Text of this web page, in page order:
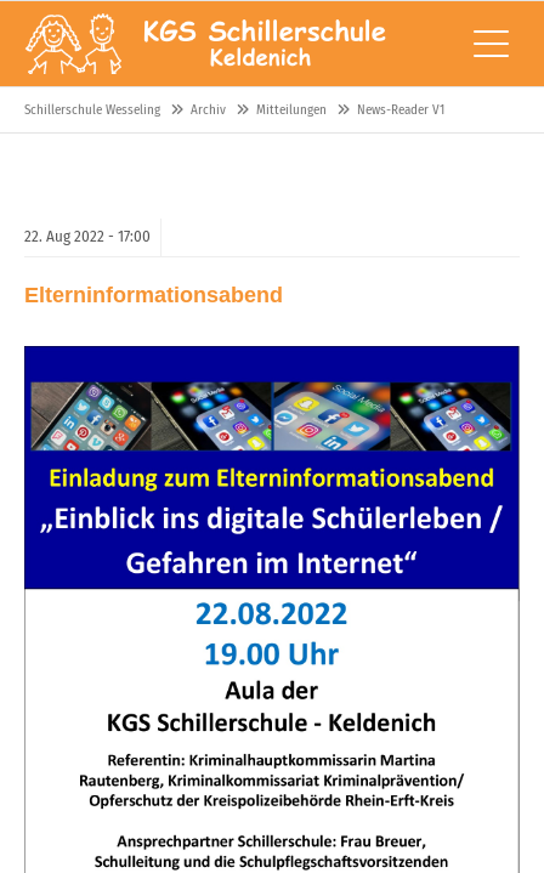
Schillerschule Wesseling Archiv Mitteilungen News-Reader V1
22. Aug 2022 - 17:00
Elterninformationsabend